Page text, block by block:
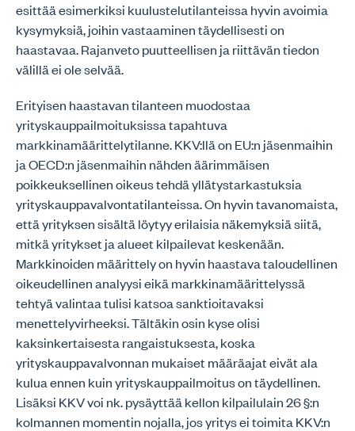
esittää esimerkiksi kuulustelutilanteissa hyvin avoimia
kysymyksiä, joihin vastaaminen täydellisesti on
haastavaa. Rajanveto puutteellisen ja riittävän tiedon
välillä ei ole selvää.
Erityisen haastavan tilanteen muodostaa
yrityskauppailmoituksissa tapahtuva
markkinamäärittelytilanne. KKV:llä on EU:n jäsenmaihin
ja OECD:n jäsenmaihin nähden äärimmäisen
poikkeuksellinen oikeus tehdä yllätystarkastuksia
yrityskauppavalvontatilanteissa. On hyvin tavanomaista,
että yrityksen sisältä löytyy erilaisia näkemyksiä siitä,
mitkä yritykset ja alueet kilpailevat keskenään.
Markkinoiden määrittely on hyvin haastava taloudellinen
oikeudellinen analyysi eikä markkinamäärittelyssä
tehtyä valintaa tulisi katsoa sanktioitavaksi
menettelyvirheeksi. Tältäkin osin kyse olisi
kaksinkertaisesta rangaistuksesta, koska
yrityskauppavalvonnan mukaiset määräajat eivät ala
kulua ennen kuin yrityskauppailmoitus on täydellinen.
Lisäksi KKV voi nk. pysäyttää kellon kilpailulain 26 §:n
kolmannen momentin nojalla, jos yritys ei toimita KKV:n